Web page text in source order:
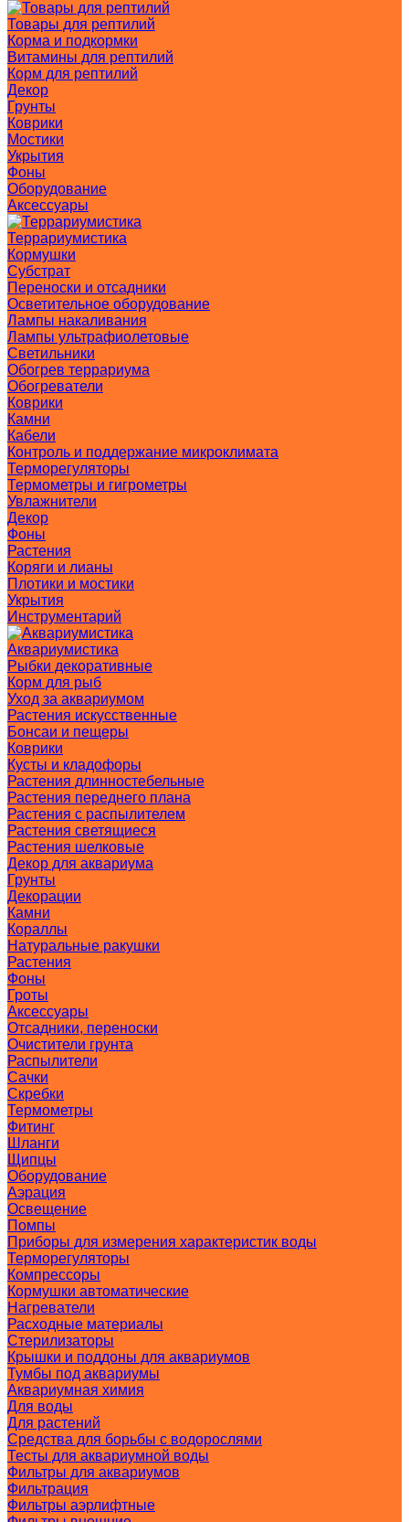
Товары для рептилий
Корма и подкормки
Витамины для рептилий
Корм для рептилий
Декор
Грунты
Коврики
Мостики
Укрытия
Фоны
Оборудование
Аксессуары
Террариумистика
Кормушки
Субстрат
Переноски и отсадники
Осветительное оборудование
Лампы накаливания
Лампы ультрафиолетовые
Светильники
Обогрев террариума
Обогреватели
Коврики
Камни
Кабели
Контроль и поддержание микроклимата
Терморегуляторы
Термометры и гигрометры
Увлажнители
Декор
Фоны
Растения
Коряги и лианы
Плотики и мостики
Укрытия
Инструментарий
Аквариумистика
Рыбки декоративные
Корм для рыб
Уход за аквариумом
Растения искусственные
Бонсаи и пещеры
Коврики
Кусты и кладофоры
Растения длинностебельные
Растения переднего плана
Растения с распылителем
Растения светящиеся
Растения шелковые
Декор для аквариума
Грунты
Декорации
Камни
Кораллы
Натуральные ракушки
Растения
Фоны
Гроты
Аксессуары
Отсадники, переноски
Очистители грунта
Распылители
Сачки
Скребки
Термометры
Фитинг
Шланги
Щипцы
Оборудование
Аэрация
Освещение
Помпы
Приборы для измерения характеристик воды
Терморегуляторы
Компрессоры
Кормушки автоматические
Нагреватели
Расходные материалы
Стерилизаторы
Крышки и поддоны для аквариумов
Тумбы под аквариумы
Аквариумная химия
Для воды
Для растений
Средства для борьбы с водорослями
Тесты для аквариумной воды
Фильтры для аквариумов
Фильтрация
Фильтры аэрлифтные